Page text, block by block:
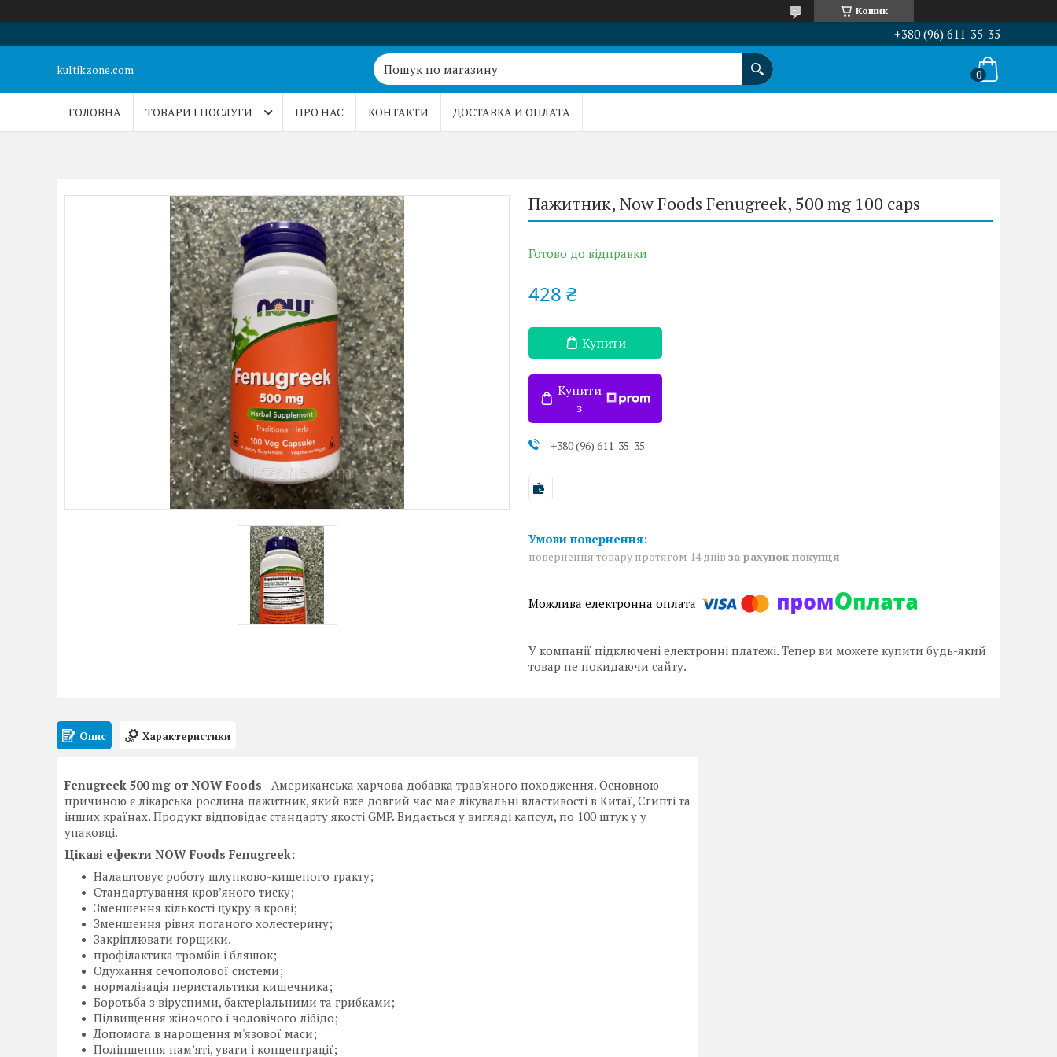
Кошик
+380 (96) 611-35-35
kultikzone.com
ГОЛОВНА ТОВАРИ І ПОСЛУГИ ПРО НАС КОНТАКТИ ДОСТАВКА И ОПЛАТА
Пажитник, Now Foods Fenugreek, 500 mg 100 caps
Готово до відправки
428 ₴
Купити
Купити
з
+380 (96) 611-35-35
повернення товару протягом 14 днів за рахунок покупця
У компанії підключені електронні платежі. Тепер ви можете купити будь-який
товар не покидаючи сайту.
Опис Характеристики
Fenugreek 500 mg от NOW Foods - Американська харчова добавка трав'яного походження. Основною
причиною є лікарська рослина пажитник, який вже довгий час має лікувальні властивості в Китаї, Єгипті та
інших країнах. Продукт відповідає стандарту якості GMP. Видається у вигляді капсул, по 100 штук у у
упаковці.
Цікаві ефекти NOW Foods Fenugreek:
Налаштовує роботу шлунково-кишеного тракту;
Стандартування кров’яного тиску;
Зменшення кількості цукру в крові;
Зменшення рівня поганого холестерину;
Закріплювати горщики.
профілактика тромбів і бляшок;
Одужання сечополової системи;
нормалізація перистальтики кишечника;
Боротьба з вірусними, бактеріальними та грибками;
Підвищення жіночого і чоловічого лібідо;
Допомога в нарощення м'язової маси;
Поліпшення пам’яті, уваги і концентрації;